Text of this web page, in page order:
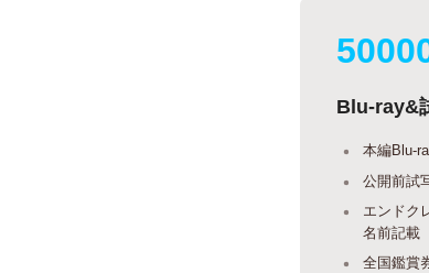
Blu-ray&
本編Blu-
公開前試
エンドク
名前記載
全国鑑賞